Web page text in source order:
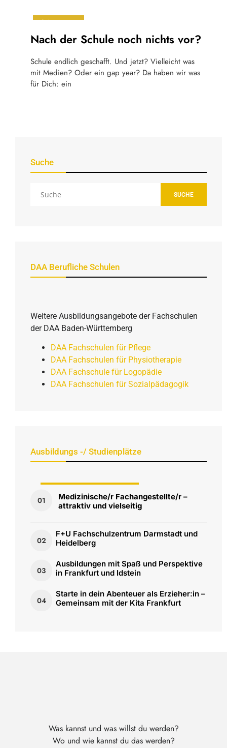
Orientierung
Nach der Schule noch nichts vor?
Schule endlich geschafft. Und jetzt? Vielleicht was
mit Medien? Oder ein gap year? Da haben wir was
für Dich: ein
Suche
SUCHE
DAA Berufliche Schulen
Weitere Ausbildungsangebote der Fachschulen
der DAA Baden-Württemberg
DAA Fachschulen für Pflege
DAA Fachschulen für Physiotherapie
DAA Fachschule für Logopädie
DAA Fachschulen für Sozialpädagogik
Ausbildungs -/ Studienplätze
Frankfurt/Darmstadt/Wiesbaden
01
Medizinische/r Fachangestellte/r –
attraktiv und vielseitig
02
F+U Fachschulzentrum Darmstadt und
Heidelberg
03
Ausbildungen mit Spaß und Perspektive
in Frankfurt und Idstein
04
Starte in dein Abenteuer als Erzieher:in –
Gemeinsam mit der Kita Frankfurt
Was kannst und was willst du werden?
Wo und wie kannst du das werden?